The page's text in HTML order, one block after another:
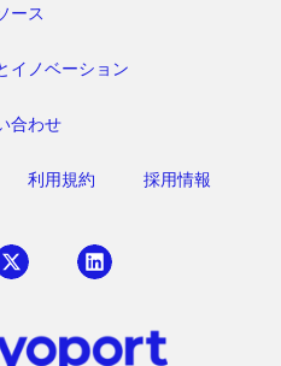
ース
イノベーション
合わせ
利用規約 採用情報